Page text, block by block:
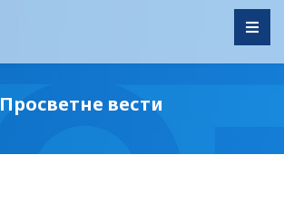
Просветне вести